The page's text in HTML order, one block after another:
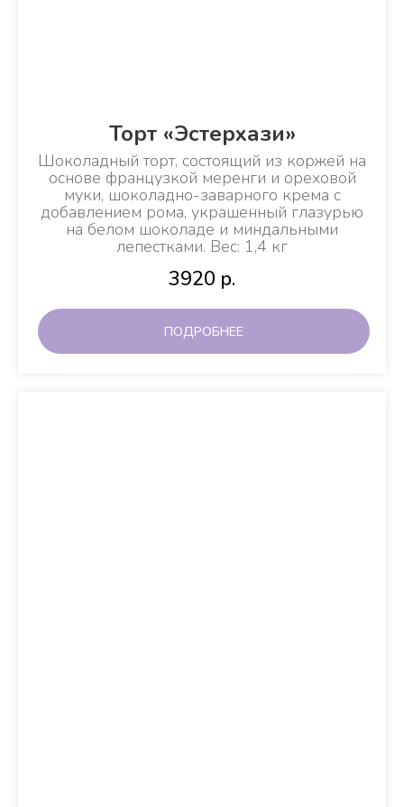
Торт «Эстерхази»
Шоколадный торт, состоящий из коржей на
основе французкой меренги и ореховой
муки, шоколадно-заварного крема с
добавлением рома, украшенный глазурью
на белом шоколаде и миндальными
лепестками. Вес: 1,4 кг
3920 р.
ПОДРОБНЕЕ